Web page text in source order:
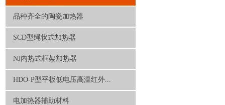
品种齐全的陶瓷加热器
SCD型绳状式加热器
NJ内热式框架加热器
HDO-P型平板低电压高温红外...
电加热器辅助材料